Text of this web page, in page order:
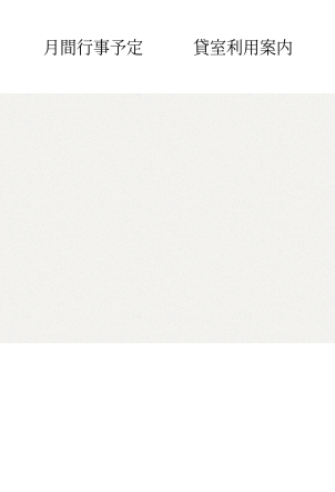
月間行事予定 貸室利用案内